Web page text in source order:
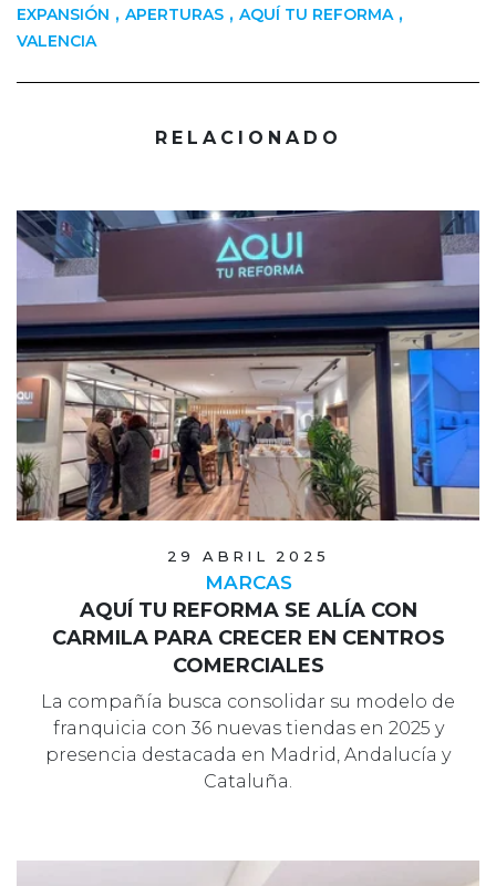
EXPANSIÓN , APERTURAS , AQUÍ TU REFORMA ,
VALENCIA
RELACIONADO
29 ABRIL 2025
MARCAS
AQUÍ TU REFORMA SE ALÍA CON
CARMILA PARA CRECER EN CENTROS
COMERCIALES
La compañía busca consolidar su modelo de
franquicia con 36 nuevas tiendas en 2025 y
presencia destacada en Madrid, Andalucía y
Cataluña.